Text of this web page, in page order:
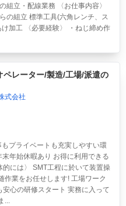
組立・配線業務 〈お仕事内容〉
の組立 標準工具(六角レンチ、ス
加工 〈必要経験〉 ・ねじ締め作
レーター/製造/工場/派遣の
式会社
プライベートも充実しやすい環
年始休暇あり お得に利用できる
には〉 SMT工程に於いて装置操
作業をお任せします! 工場ワーク
心の研修スタート 実務に入って
...